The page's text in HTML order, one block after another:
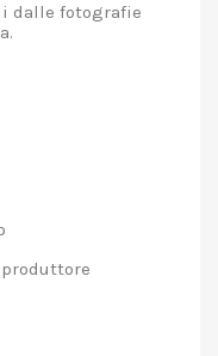
dalle fotografie